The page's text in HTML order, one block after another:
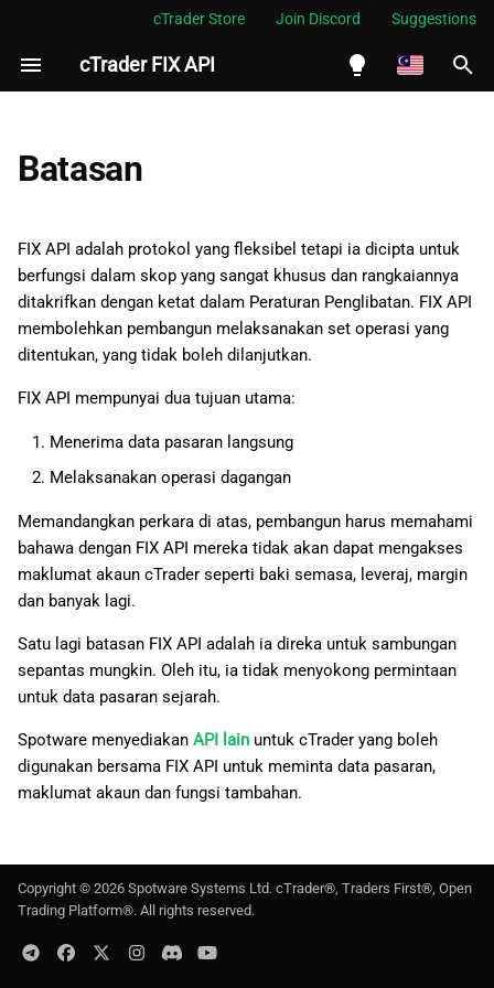
cTrader Store Join Discord Suggestions
cTrader FIX API
Indonesia
日本語
Deutsch
Italiano
Polski
Türkçe
S
a
a
r
i
a
Batasan
FIX API adalah protokol yang fleksibel tetapi ia dicipta untuk
berfungsi dalam skop yang sangat khusus dan rangkaiannya
ditakrifkan dengan ketat dalam Peraturan Penglibatan. FIX API
membolehkan pembangun melaksanakan set operasi yang
ditentukan, yang tidak boleh dilanjutkan.
FIX API mempunyai dua tujuan utama:
Menerima data pasaran langsung
Melaksanakan operasi dagangan
Memandangkan perkara di atas, pembangun harus memahami
bahawa dengan FIX API mereka tidak akan dapat mengakses
maklumat akaun cTrader seperti baki semasa, leveraj, margin
dan banyak lagi.
Satu lagi batasan FIX API adalah ia direka untuk sambungan
sepantas mungkin. Oleh itu, ia tidak menyokong permintaan
untuk data pasaran sejarah.
Spotware menyediakan API lain untuk cTrader yang boleh
digunakan bersama FIX API untuk meminta data pasaran,
maklumat akaun dan fungsi tambahan.
Copyright © 2026 Spotware Systems Ltd. cTrader®, Traders First®, Open
Trading Platform®. All rights reserved.